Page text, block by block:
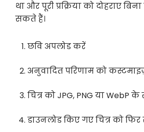
था और पूरी प्रक्रिया को दोहराए
सकते हैं।
छवि अपलोड करें
अनुवादित परिणाम को
चित्र को JPG, PNG या WebP
डाउनलोड किए गए चित्र को